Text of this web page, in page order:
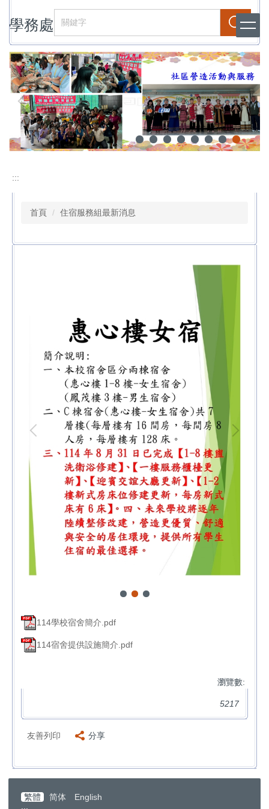
到
要
內
容
區
學務處 搜尋
:::
首頁 住宿服務組最新消息
114學校宿舍簡介.pdf
114宿舍提供設施簡介.pdf
瀏覽數:
5217
友善列印 分享
繁體 简体
English